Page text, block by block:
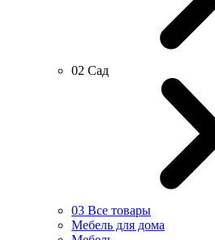
02 Сад
03 Все товары
Мебель для дома